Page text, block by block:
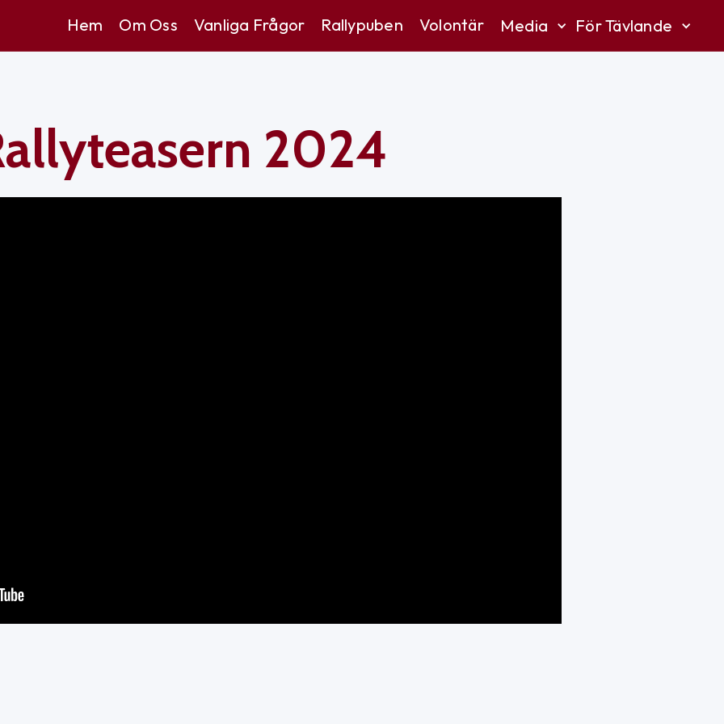
Hem Om Oss Vanliga Frågor Rallypuben Volontär Media För Tävlande
2024